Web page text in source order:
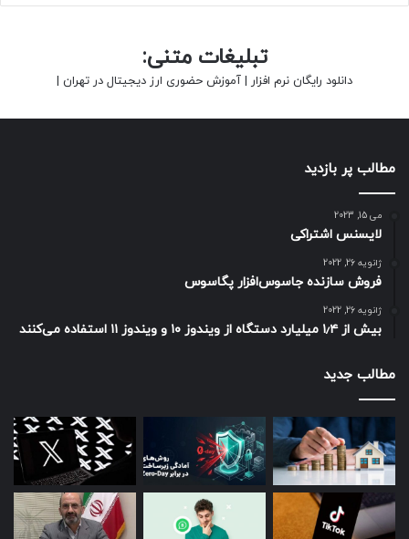
تبلیغات متنی:
دانلود رایگان نرم افزار | آموزش حضوری ارز دیجیتال در تهران |
مطالب پر بازدید
می 15, 2023
لایسنس اشتراکی
ژانویه 26, 2022
فروش سازنده جاسوس‌افزار پگاسوس
ژانویه 26, 2022
بیش از ۱٫۴ میلیارد دستگاه از ویندوز ۱۰ و ویندوز ۱۱ استفاده می‌کنند
مطالب جدید